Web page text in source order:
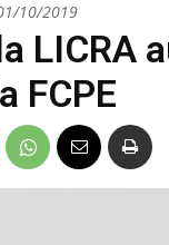
10/2019
LICRA
FCPE